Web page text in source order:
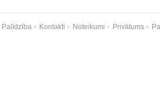
Palīdzība Kontakti Noteikumi Privātums